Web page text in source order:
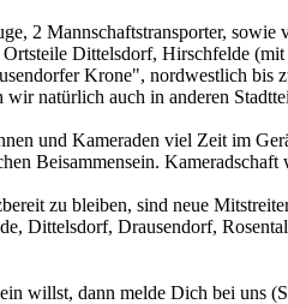
2 Mannschaftstransporter, sowie
Dittelsdorf, Hirschfelde
Krone", nordwestlich
natürlich auch in anderen
und Kameraden viel Zeit im
Beisammensein. Kameradschaft
zu bleiben, sind neue
Dittelsdorf, Drausendorf,
willst, dann melde Dich bei uns